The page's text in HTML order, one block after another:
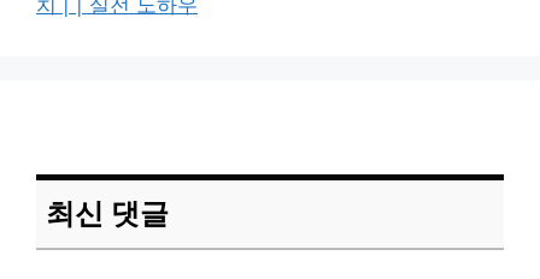
치 | | 실전 노하우
최신 댓글